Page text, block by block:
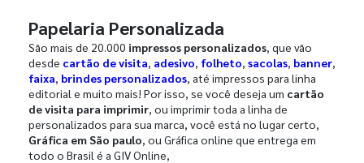
Papelaria Personalizada
São mais de 20.000 impressos personalizados, que vão
desde cartão de visita, adesivo, folheto, sacolas, banner,
faixa, brindes personalizados, até impressos para linha
editorial e muito mais! Por isso, se você deseja um cartão
de visita para imprimir, ou imprimir toda a linha de
personalizados para sua marca, você está no lugar certo,
Gráfica em São paulo, ou Gráfica online que entrega em
todo o Brasil é a GIV Online,